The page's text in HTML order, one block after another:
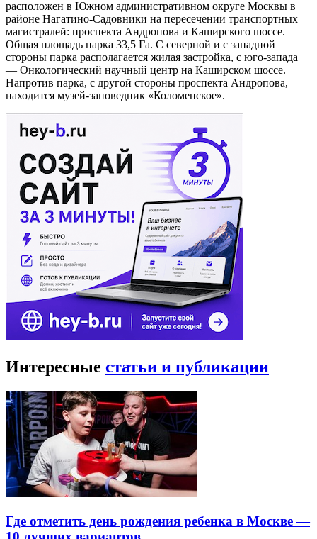
расположен в Южном административном округе Москвы в
районе Нагатино-Садовники на пересечении транспортных
магистралей: проспекта Андропова и Каширского шоссе.
Общая площадь парка 33,5 Га. С северной и с западной
стороны парка располагается жилая застройка, с юго-запада
— Онкологический научный центр на Каширском шоссе.
Напротив парка, с другой стороны проспекта Андропова,
находится музей-заповедник «Коломенское».
Интересные статьи и публикации
Где отметить день рождения ребенка в Москве —